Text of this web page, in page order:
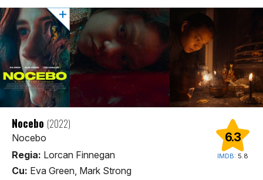
6.3
IMDB: 5.8
Nocebo (2022)
Nocebo
Regia: Lorcan Finnegan
Cu: Eva Green, Mark Strong